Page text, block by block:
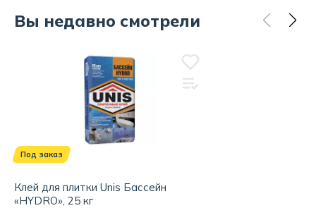
Вы недавно смотрели
Под заказ
Клей для плитки Unis Бассейн
«HYDRO», 25 кг